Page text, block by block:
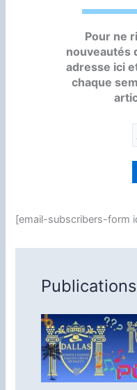
Pour ne
nouveautés
adresse ici
chaque
[email-subscribers-form